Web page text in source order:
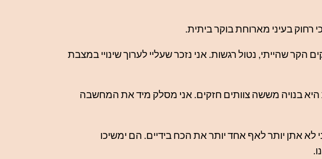
רחוק בעיני מארוחת בוקר ביתית.
שהייתי, נטול רגשות. אני נזכר שעליי לערוך שינויי במצבת
היא בנויה מששה צוותים חזקים. אני מסלק מיד את המחשבה
אתן יותר לאף אחד יותר את הכח בידיים. הם ימשיכו